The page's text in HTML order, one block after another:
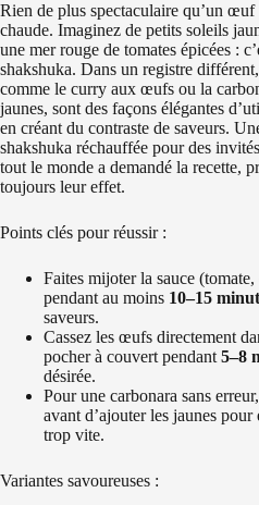
Rien de plus spectaculaire qu’un œuf
chaude. Imaginez de petits soleils
une mer rouge de tomates épicées :
shakshuka. Dans un registre
comme le curry aux œufs ou la
jaunes, sont des façons élégantes
en créant du contraste de saveurs.
shakshuka réchauffée pour des
tout le monde a demandé la recette,
toujours leur effet.
Points clés pour réussir :
Faites mijoter la sauce
pendant au moins 10–15
saveurs.
Cassez les œufs directement
pocher à couvert pendant5–8
désirée.
Pour une carbonara sans
avant d’ajouter les jaunes
trop vite.
Variantes savoureuses :